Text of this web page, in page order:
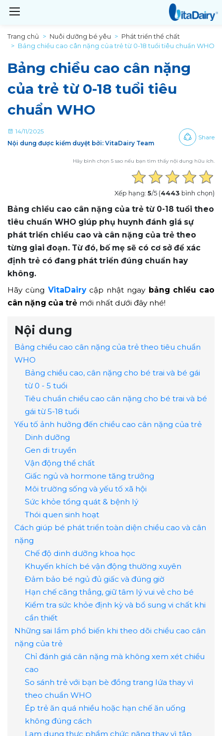
Trang chủ Nuôi dưỡng bé yêu
Phát triển thể chất
Bảng chiều cao cân nặng của trẻ từ 0-18 tuổi tiêu chuẩn WHO
Bảng chiều cao cân nặng
của trẻ từ 0-18 tuổi tiêu
chuẩn WHO
14/11/2025
Nội dung được kiểm duyệt bởi: VitaDairy Team
Share
Hãy bình chọn 5 sao nếu bạn tìm thấy nội dung hữu ích.
Xếp hạng: 5/5 (4443 bình chọn)
Bảng chiều cao cân nặng của trẻ từ 0-18 tuổi theo
tiêu chuẩn WHO giúp phụ huynh đánh giá sự
phát triển chiều cao và cân nặng của trẻ theo
từng giai đoạn. Từ đó, bố mẹ sẽ có cơ sở để xác
định trẻ có đang phát triển đúng chuẩn hay
không.
Hãy cùng VitaDairycập nhật ngay bảng chiều cao
cân nặng của trẻ mới nhất dưới đây nhé!
Nội dung
Bảng chiều cao cân nặng của trẻ theo tiêu chuẩn
WHO
Bảng chiều cao, cân nặng cho bé trai và bé gái
từ 0 - 5 tuổi
Tiêu chuẩn chiều cao cân nặng cho bé trai và bé
gái từ 5-18 tuổi
Yếu tố ảnh hưởng đến chiều cao cân nặng của trẻ
Dinh dưỡng
Gen di truyền
Vận động thể chất
Giấc ngủ và hormone tăng trưởng
Môi trường sống và yếu tố xã hội
Sức khỏe tổng quát & bệnh lý
Thói quen sinh hoạt
Cách giúp bé phát triển toàn diện chiều cao và cân
nặng
Chế độ dinh dưỡng khoa học
Khuyến khích bé vận động thường xuyên
Đảm bảo bé ngủ đủ giấc và đúng giờ
Hạn chế căng thẳng, giữ tâm lý vui vẻ cho bé
Kiểm tra sức khỏe định kỳ và bổ sung vi chất khi
cần thiết
Những sai lầm phổ biến khi theo dõi chiều cao cân
nặng của trẻ
Chỉ đánh giá cân nặng mà không xem xét chiều
cao
So sánh trẻ với bạn bè đồng trang lứa thay vì
theo chuẩn WHO
Ép trẻ ăn quá nhiều hoặc hạn chế ăn uống
không đúng cách
Lạm dụng thực phẩm chức năng thay vì tập